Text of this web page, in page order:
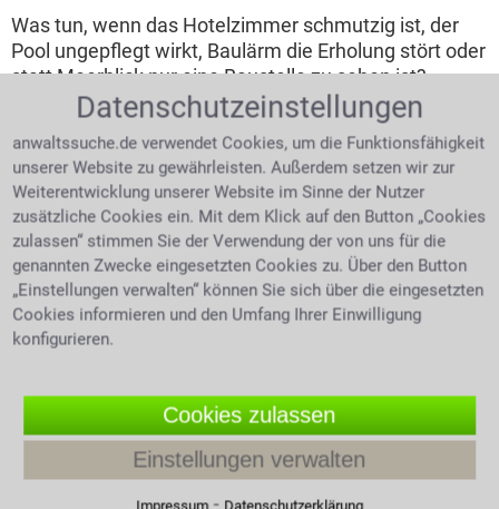
Was tun, wenn das Hotelzimmer schmutzig ist, der
Pool ungepflegt wirkt, Baulärm die Erholung stört oder
statt Meerblick nur eine Baustelle zu sehen ist?
Welche Beeinträchtigungen müssen Reisende
hinnehmen und wann liegt ein echter Reisemangel
vor? Wie lässt sich der Reisepreis mindern, welche
Erstattung ist möglich und was muss bei der
Reklamation unbedingt beachtet werden?
4.0 /5(872 Bewertungen)
Teilnehmer
Rabattaktion
sichern
Datenschutzeinstellungen
anwaltssuche.de verwendet Cookies, um die Funktionsfähigkeit
unserer Website zu gewährleisten. Außerdem setzen wir zur
Weiterentwicklung unserer Website im Sinne der Nutzer
zusätzliche Cookies ein. Mit dem Klick auf den Button „Cookies
zulassen“ stimmen Sie der Verwendung der von uns für die
genannten Zwecke eingesetzten Cookies zu. Über den Button
„Einstellungen verwalten“ können Sie sich über die eingesetzten
Cookies informieren und den Umfang Ihrer Einwilligung
konfigurieren.
Cookies zulassen
Einstellungen verwalten
Impressum⁃ Datenschutzerklärung